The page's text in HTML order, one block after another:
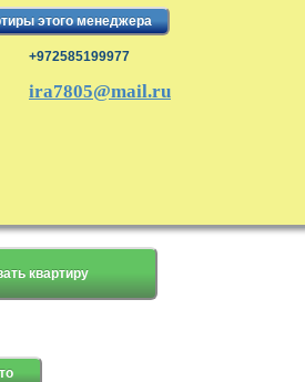
этого менеджера
+972585199977
ira7805@mail.ru
квартиру